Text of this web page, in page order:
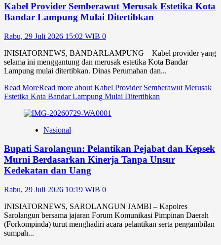
Kabel Provider Semberawut Merusak Estetika Kota
Bandar Lampung Mulai Ditertibkan
Rabu, 29 Juli 2026 15:02 WIB 0
INISIATORNEWS, BANDARLAMPUNG – Kabel provider yang
selama ini menggantung dan merusak estetika Kota Bandar
Lampung mulai ditertibkan. Dinas Perumahan dan...
Read MoreRead more about Kabel Provider Semberawut Merusak
Estetika Kota Bandar Lampung Mulai Ditertibkan
Nasional
Bupati Sarolangun: Pelantikan Pejabat dan Kepsek
Murni Berdasarkan Kinerja Tanpa Unsur
Kedekatan dan Uang
Rabu, 29 Juli 2026 10:19 WIB 0
INISIATORNEWS, SAROLANGUN JAMBI – Kapolres
Sarolangun bersama jajaran Forum Komunikasi Pimpinan Daerah
(Forkompinda) turut menghadiri acara pelantikan serta pengambilan
sumpah...